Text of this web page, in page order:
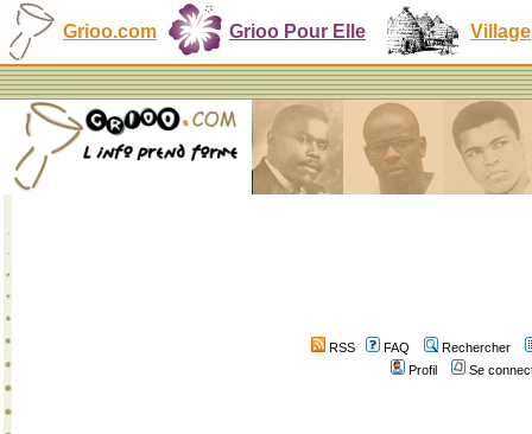
Grioo.com Grioo Pour Elle Village
RSS FAQ
Rechercher
Profil
Se